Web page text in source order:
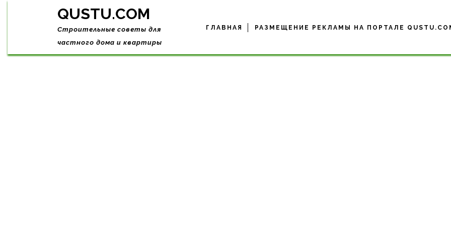
Skip
QUSTU.COM
Строительные советы для
частного дома и квартиры
ГЛАВНАЯ РАЗМЕЩЕНИЕ РЕКЛАМЫ НА ПОРТАЛЕ